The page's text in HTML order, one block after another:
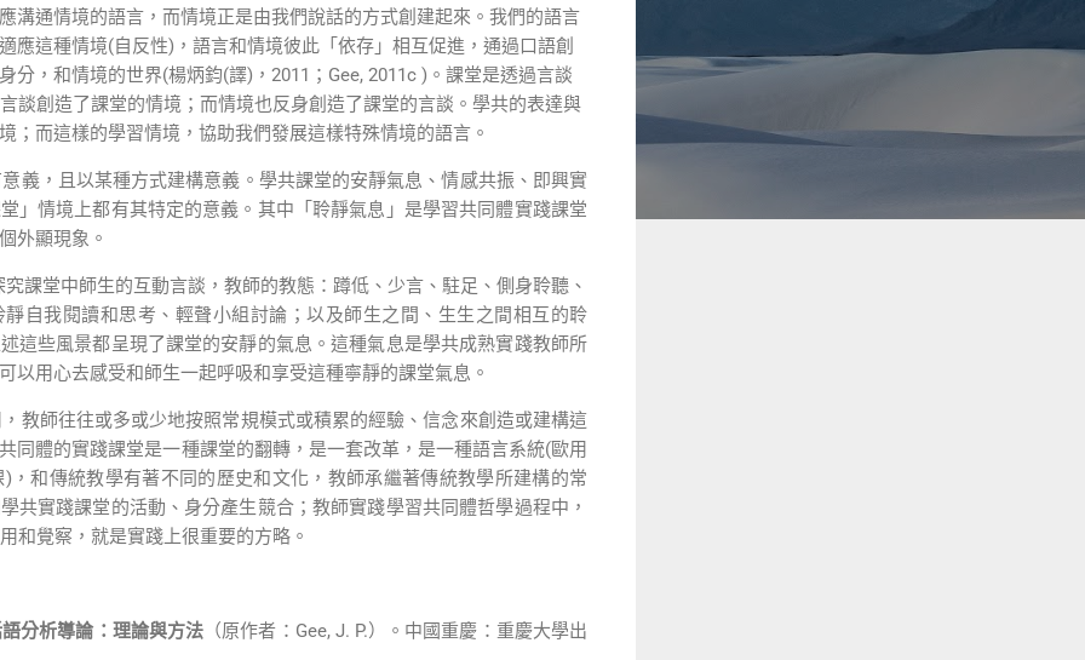
溝通情境的語言，而情境正是由我們說話的方式創建起來。我們的語言
應這種情境(自反性) ，語言和情境彼此「依存」相互促進，通過口語創
分，和情境的世界(楊炳鈞(譯) ， 2011 ； Gee, 2011c ) 。 課堂是透過言談
談創造了課堂的情境；而情境也反身創造了課堂的言談。 學共的表達與
；而這樣的學習情境，協助我們發展這樣特殊情境的語言。
，且以某種方式建構意義。 學共課堂的安靜氣息、情感共振、即興實
」情境上都有其特定的意義。其中「聆靜氣息」是學習共同體實踐課堂
外顯現象。
究課堂中師生的互動言談，教師的教態：蹲低、少言、駐足、側身聆聽、
自我閱讀和思考、輕聲小組討論；以及師生之間、生生之間相互的聆
這些風景都呈現了課堂的安靜的氣息。這種氣息是學共成熟實踐教師所
以用心去感受和師生一起呼吸和享受這種寧靜的課堂氣息。
師往往或多或少地按照常規模式或積累的經驗、信念來創造或建構這
同體的實踐課堂是一種課堂的翻轉，是一套改革，是一種語言系統(歐用
) ，和傳統教學有著不同的歷史和文化，教師承繼著傳統教學所建構的常
共實踐課堂的活動、身分產生競合；教師實踐學習共同體哲學過程中，
和覺察，就是實踐上很重要的方略。
分析導論：理論與方法 （原作者： Gee, J. P.）。中國重慶：重慶大學出